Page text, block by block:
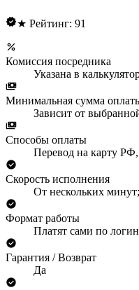
★ Рейтинг: 91
Комиссия посредника
Указана в
Минимальная сумма
Зависит от
Способы оплаты
Перевод на карту
Скорость исполнения
От нескольких
Формат работы
Платят сами по
Гарантия / Возврат
Да